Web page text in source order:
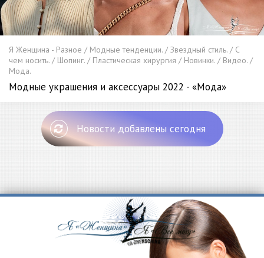
Я Женщина - Разное / Модные тенденции. / Звездный стиль. / С
чем носить. / Шопинг. / Пластическая хирургия / Новинки. / Видео. /
Мода.
Модные украшения и аксессуары 2022 - «Мода»
Новости добавлены сегодня